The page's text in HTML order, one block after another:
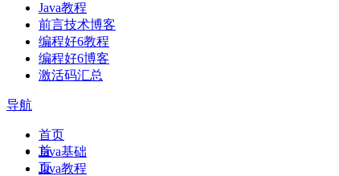
Java教程
前言技术博客
编程好6教程
编程好6博客
激活码汇总
导航
首
页
首页
Java基础
Java教程